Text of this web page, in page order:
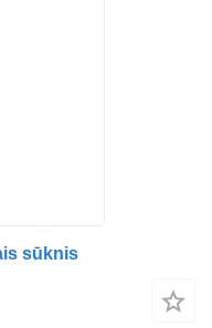
sūknis